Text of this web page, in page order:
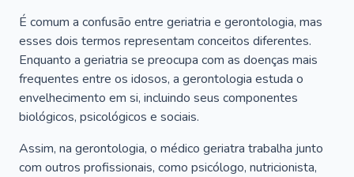
É comum a confusão entre geriatria e gerontologia, mas
esses dois termos representam conceitos diferentes.
Enquanto a geriatria se preocupa com as doenças mais
frequentes entre os idosos, a gerontologia estuda o
envelhecimento em si, incluindo seus componentes
biológicos, psicológicos e sociais.
Assim, na gerontologia, o médico geriatra trabalha junto
com outros profissionais, como psicólogo, nutricionista,